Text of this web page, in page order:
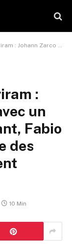
Quartararo rencontre des difficultés, classement complet du samedi
:
un
Fabio
des
10 Min